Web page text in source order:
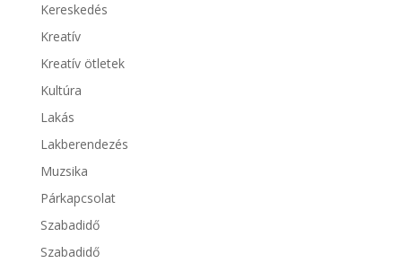
Kereskedés
Kreatív
Kreatív ötletek
Kultúra
Lakás
Lakberendezés
Muzsika
Párkapcsolat
Szabadidő
Szabadidő